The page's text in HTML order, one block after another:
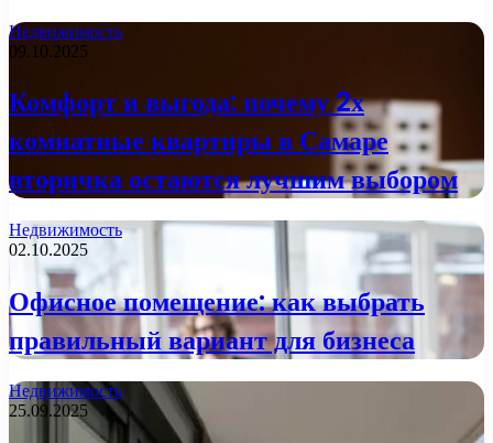
Недвижимость
09.10.2025
Комфорт и выгода: почему 2х
комнатные квартиры в Самаре
вторичка остаются лучшим выбором
Недвижимость
02.10.2025
Офисное помещение: как выбрать
правильный вариант для бизнеса
Недвижимость
25.09.2025